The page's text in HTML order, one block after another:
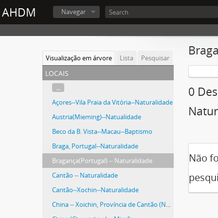
AHDM Navegar
Visualização em árvore Lista Pesquisar
locais
...
Açores--Vila Praia da Vitória--Naturalidade
Austria(Mieming)--Natualidade
Beco da B. Vista--Macau--Baptismo
Braga, Portugal--Naturalidade
Bragança(Portugal) -- Naturalidade
Cantão -- Naturalidade
Cantão--Xochin--Naturalidade
China -- Xoichin, Província de Cantão (Naturalidade)
0
Não